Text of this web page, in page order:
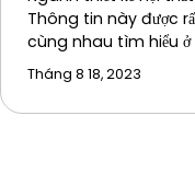
Thông tin này được
cùng nhau tìm hiểu
Tháng 8 18, 2023